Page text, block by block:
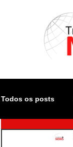
Todos os posts
Atualidade